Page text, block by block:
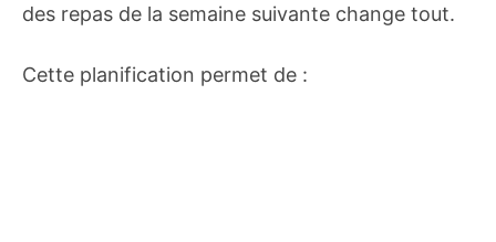
des repas de la semaine suivante change tout.
Cette planification permet de :